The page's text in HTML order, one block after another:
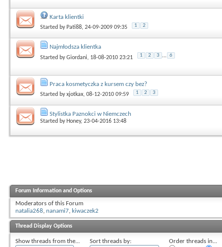
Karta klientki
Started by Pati88, 24-09-2009 09:35 1 2
Najmłodsza klientka
Started byGiordani, 18-08-2010 23:21 1 2 3 ... 6
Praca kosmetyczka z kursem czy bez?
Started byxjotkax, 08-12-2010 09:59 1 2 3
Stylistka Paznokci w Niemczech
Started by Honey, 23-04-2016 13:48
Forum Information and Options
Moderators of this Forum
natalia268, nanami7, kiwaczek2
Thread Display Options
Show threads from the... Sort threads by:
Order threads in...